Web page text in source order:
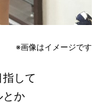
※画像はイメージです
して
とか